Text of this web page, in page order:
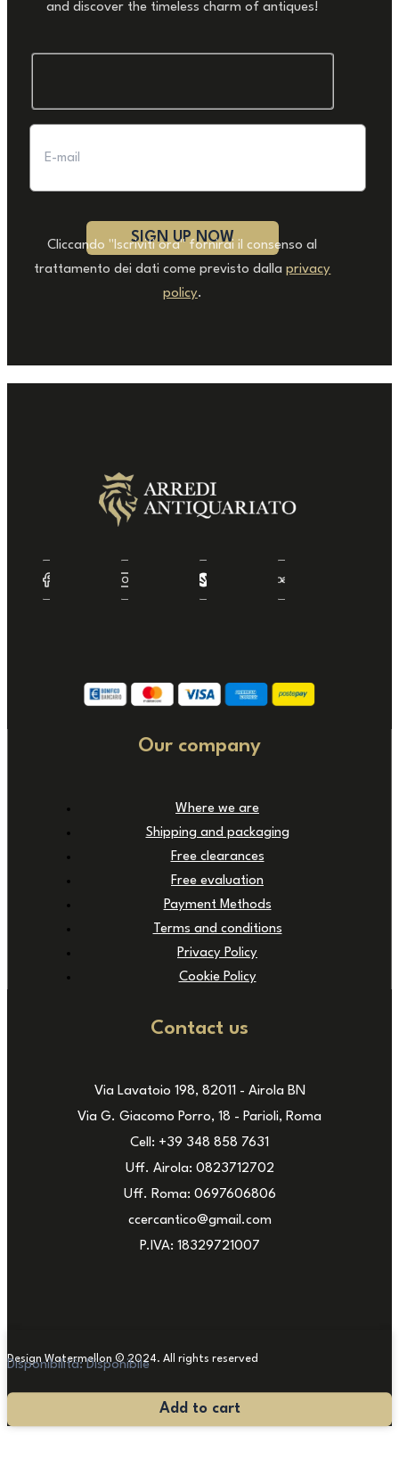
and discover the timeless charm of antiques!
Cliccando "Iscriviti ora" fornirai il consenso al
trattamento dei dati come previsto dallaprivacy
policy.
Our company
Where we are
Shipping and packaging
Free clearances
Free evaluation
Payment Methods
Terms and conditions
Privacy Policy
Cookie Policy
Contact us
Via Lavatoio 198, 82011 - Airola BN
Via G. Giacomo Porro, 18 - Parioli, Roma
Cell: +39 348 858 7631
Uff. Airola: 0823712702
Uff. Roma: 0697606806
ccercantico@gmail.com
P.IVA: 18329721007
Design Watermellon © 2024. All rights reserved
Disponibilità: Disponibile
Antica
Add to cart